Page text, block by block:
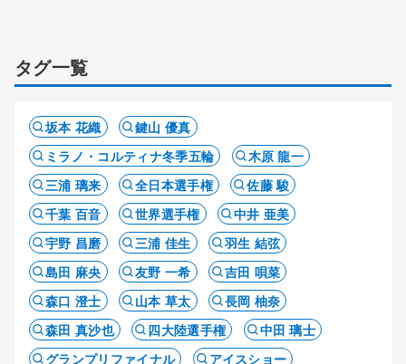
タグ一覧
坂本 花織
鍵山 優真
ミラノ・コルティナ冬季五輪
木原 龍一
三浦 璃来
全日本選手権
佐藤 駿
千葉 百音
世界選手権
中井 亜美
宇野 昌磨
三浦 佳生
羽生 結弦
島田 麻央
友野 一希
吉田 唄菜
森口 澄士
山本 草太
長岡 柚奈
森田 真沙也
四大陸選手権
中田 璃士
グランプリファイナル
アイスショー